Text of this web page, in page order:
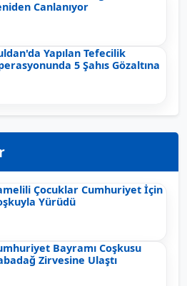
Canlanıyor
Yapılan Tefecilik
5 Şahıs Gözaltına
Çocuklar Cumhuriyet İçin
Yürüdü
Bayramı Coşkusu
Zirvesine Ulaştı